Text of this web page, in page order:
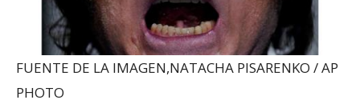
FUENTE DE LA IMAGEN,NATACHA PISARENKO / AP
PHOTO